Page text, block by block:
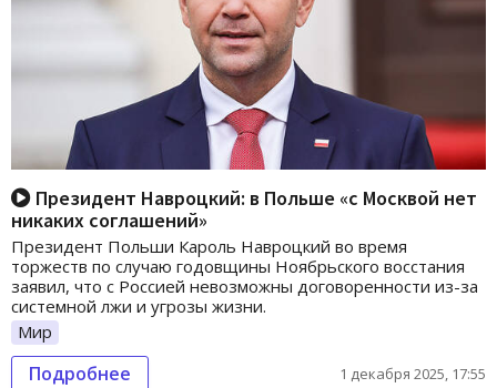
Президент Навроцкий: в Польше «с Москвой нет
никаких соглашений»
Президент Польши Кароль Навроцкий во время
торжеств по случаю годовщины Ноябрьского восстания
заявил, что с Россией невозможны договоренности из-за
системной лжи и угрозы жизни.
Мир
Подробнее 1 декабря 2025, 17:55